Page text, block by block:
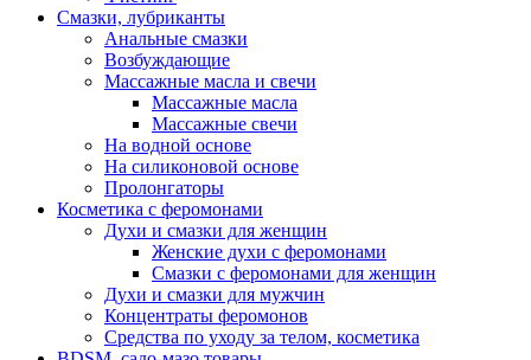
Смазки, лубриканты
Анальные смазки
Возбуждающие
Массажные масла и свечи
Массажные масла
Массажные свечи
На водной основе
На силиконовой основе
Пролонгаторы
Косметика с феромонами
Духи и смазки для женщин
Женские духи с феромонами
Смазки с феромонами для женщин
Духи и смазки для мужчин
Концентраты феромонов
Средства по уходу за телом, косметика